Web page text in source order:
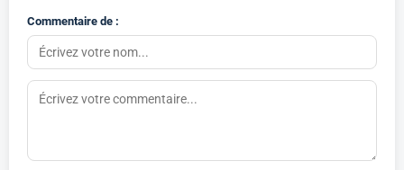
Commentaire de :